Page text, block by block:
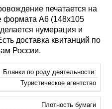
печатается на
формата А6 (148х105
нумерация и
доставка квитанций по
России.
Бланки по роду деятельности:
Туристическое агентство
Плотность бумаги